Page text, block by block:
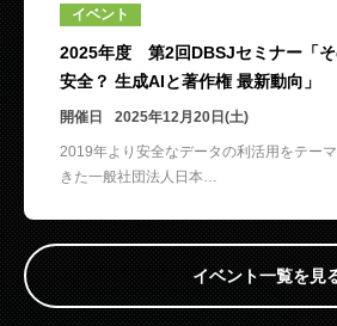
イベント
2025年度 第2回DBSJセミナー「そ
安全？ 生成AIと著作権 最新動向」
開催日 2025年12月20日(土)
2019年より安全なデータの利活用をテー
きた一般社団法人日本…
イベント一覧を見